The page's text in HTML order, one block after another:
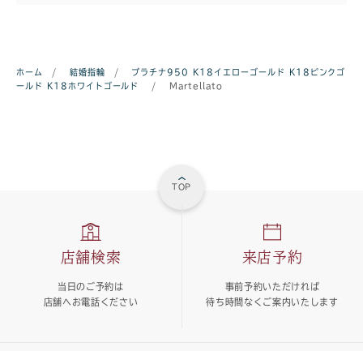
ホーム / 結婚指輪 / プラチナ950 K18イエローゴールド
K18ピンクゴ
ールド
K18ホワイトゴールド / Martellato
TOP
店舗検索
当日のご予約は
店舗へお電話ください
来店予約
事前予約いただければ
待ち時間なくご案内いたします